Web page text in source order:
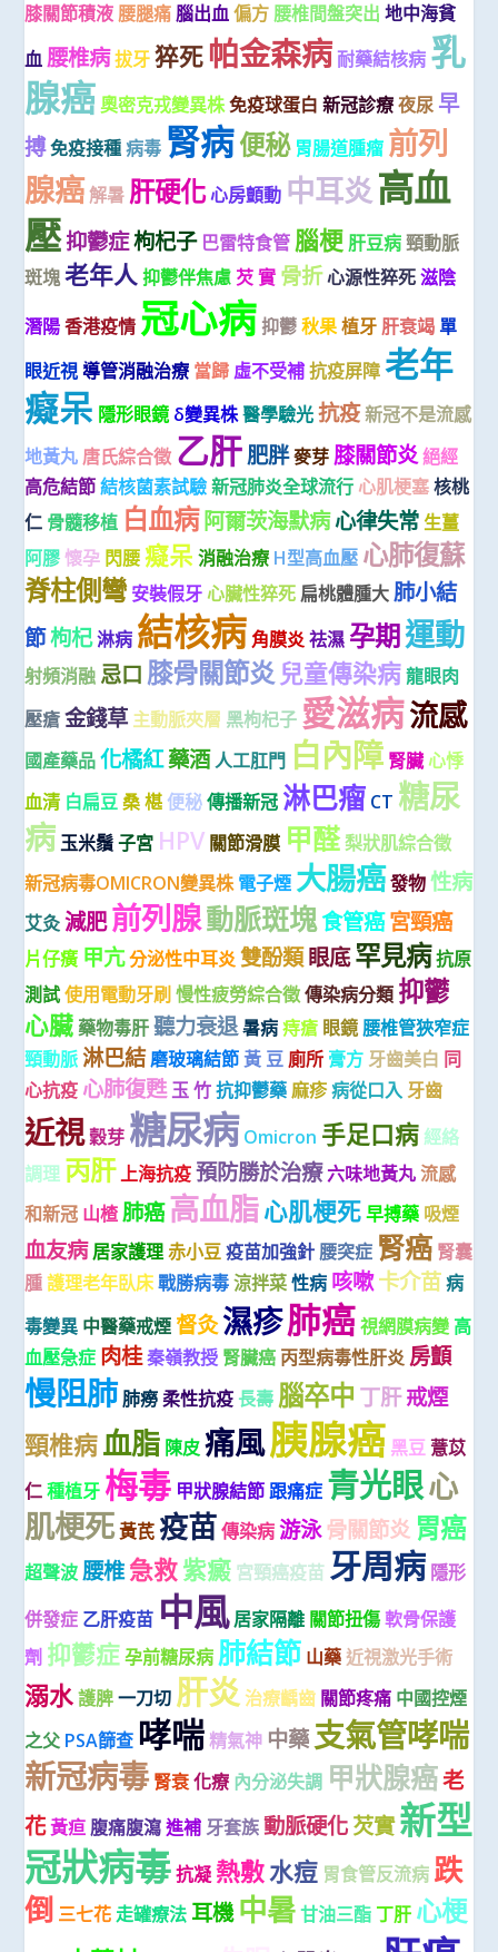
膝關節積液 腰腿痛 腦出血 偏方 腰椎間盤突出 地中海貧
血 腰椎病拔牙 猝死 帕金森病 耐藥結核病 乳
腺癌 奧密克戎變異株免疫球蛋白 新冠診療 夜尿 早
搏免疫接種 病毒 腎病便秘 胃腸道腫瘤 前列
腺癌解暑 肝硬化心房顫動 中耳炎高血
壓抑鬱症枸杞子 巴雷特食管 腦梗 肝豆病 頸動脈
斑塊 老年人 抑鬱伴焦慮 芡 實 骨折心源性猝死 滋陰
潛陽 香港疫情 冠心病 抑鬱 秋果植牙 肝衰竭 單
眼近視 導管消融治療 當歸 虛不受補 抗疫屏障 老年
癡呆 隱形眼鏡 δ變異株醫學驗光 抗疫新冠不是流感
地黃丸 唐氏綜合徵 乙肝肥胖麥芽 膝關節炎絕經
高危結節 結核菌素試驗 新冠肺炎全球流行 心肌梗塞 核桃
仁 骨髓移植 白血病 阿爾茨海默病心律失常 生薑
阿膠 懷孕 閃腰 癡呆 消融治療 H型高血壓 心肺復蘇
脊柱側彎 安裝假牙 心臟性猝死 扁桃體腫大 肺小結
節枸杞淋病 結核病 角膜炎 祛濕 孕期運動
射頻消融 忌口 膝骨關節炎 兒童傳染病 龍眼肉
壓瘡 金錢草 主動脈夾層 黑枸杞子 愛滋病流感
國產藥品 化橘紅藥酒人工肛門 白內障 腎臟心悸
血清 白扁豆 桑 椹 便秘 傳播新冠 淋巴瘤 CT 糖尿
病 玉米鬚 子宮 HPV 關節滑膜 甲醛梨狀肌綜合徵
新冠病毒OMICRON變異株 電子煙 大腸癌發物 性病
艾灸 減肥前列腺動脈斑塊食管癌宮頸癌
片仔癀 甲亢分泌性中耳炎 雙酚類眼底罕見病抗原
測試 使用電動牙刷 慢性疲勞綜合徵 傳染病分類 抑鬱
心臟 藥物毒肝 聽力衰退暑病 痔瘡 眼鏡腰椎管狹窄症
頸動脈 淋巴結磨玻璃結節 黃 豆 廁所 膏方 牙齒美白 同
心抗疫 心肺復甦 玉 竹 抗抑鬱藥 麻疹病從口入 牙齒
近視穀芽 糖尿病 Omicron 手足口病 經絡
調理 丙肝上海抗疫 預防勝於治療 六味地黃丸 流感
和新冠 山楂 肺癌高血脂心肌梗死 早搏藥 吸煙
血友病 居家護理 赤小豆 疫苗加強針 腰突症 腎癌 腎囊
腫 護理老年臥床 戰勝病毒 涼拌菜 性病 咳嗽卡介苗 病
毒變異 中醫藥戒煙 督灸濕疹肺癌 視網膜病變 高
血壓急症 肉桂秦嶺教授 腎臟癌 丙型病毒性肝炎 房顫
慢阻肺肺癆 柔性抗疫 長壽 腦卒中 丁肝戒煙
頸椎病血脂 陳皮 痛風胰腺癌 黑豆 薏苡
仁 種植牙 梅毒 甲狀腺結節 跟痛症 青光眼心
肌梗死黃芪 疫苗 傳染病 游泳骨關節炎 胃癌
超聲波 腰椎急救紫癜 宮頸癌疫苗 牙周病 隱形
併發症 乙肝疫苗 中風 居家隔離 關節扭傷軟骨保護
劑 抑鬱症 孕前糖尿病 肺結節 山藥 近視激光手術
溺水 護脾 一刀切 肝炎 治療齲齒 關節疼痛 中國控煙
之父 PSA篩查 哮喘 精氣神 中藥支氣管哮喘
新冠病毒 腎衰 化療 內分泌失調 甲狀腺癌老
花黃疸 腹痛腹瀉 進補 牙套族 動脈硬化芡實新型
冠狀病毒 抗凝 熱敷水痘 胃食管反流病 跌
倒 三七花 走罐療法 耳機 中暑 甘油三酯 丁肝 心梗